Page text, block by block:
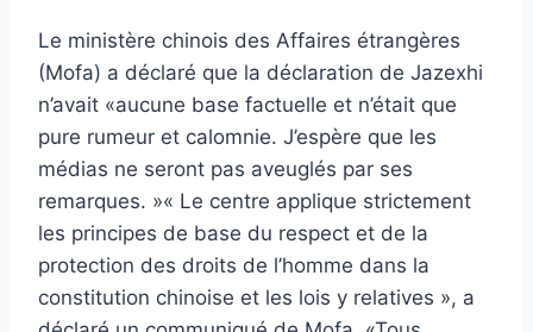
Le ministère chinois des Affaires étrangères
(Mofa) a déclaré que la déclaration de Jazexhi
n’avait «aucune base factuelle et n’était que
pure rumeur et calomnie. J’espère que les
médias ne seront pas aveuglés par ses
remarques. »« Le centre applique strictement
les principes de base du respect et de la
protection des droits de l’homme dans la
constitution chinoise et les lois y relatives », a